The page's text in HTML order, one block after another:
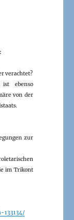
verachtet?
ebenso
von der
zur
im Trikont
133134/